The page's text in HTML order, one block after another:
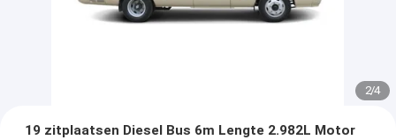
2/4
19 zitplaatsen Diesel Bus 6m Lengte 2.982L Motor